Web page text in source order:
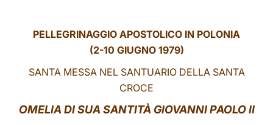
LATINE
PELLEGRINAGGIO APOSTOLICO IN POLONIA
(2-10 GIUGNO 1979)
SANTA MESSA NEL SANTUARIO DELLA SANTA
CROCE
OMELIA DI SUA SANTITÀ GIOVANNI PAOLO II